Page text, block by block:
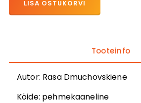
LISA OSTUKORVI
Tooteinfo
Autor: Rasa Dmuchovskiene
Köide: pehmekaaneline